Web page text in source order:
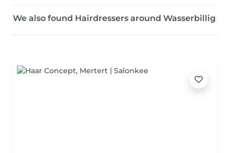
We also found Hairdressers around Wasserbillig